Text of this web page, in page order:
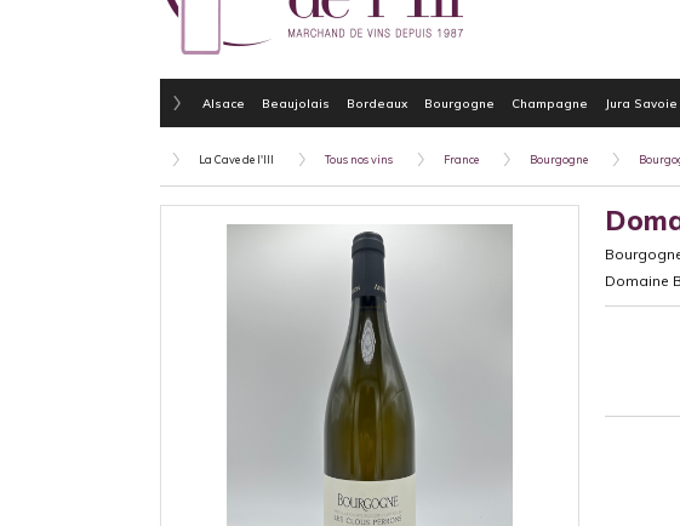
Alsace Beaujolais Bordeaux Bourgogne Champagne Jura Savoie
La Cave de l'Ill Tous nos vins France Bourgogne
Domaine